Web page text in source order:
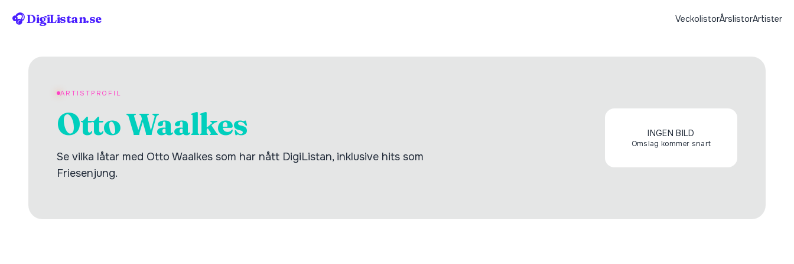
🎧 DigiListan.se VeckolistorÅrslistorArtister
ARTISTPROFIL
Otto Waalkes
Se vilka låtar med Otto Waalkes som har nått DigiListan, inklusive hits som
Friesenjung.
INGEN BILD
Omslag kommer snart